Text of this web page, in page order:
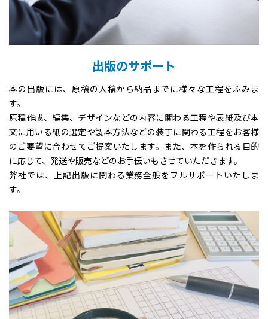
出版のサポート
本の出版には、原稿の入稿から納品までに様々な工程をふみま
す。
原稿作成、編集、デザインなどの内容に関わる工程や表紙及び本
文に用いる紙の選定や製本方法などの装丁に関わる工程をお客様
のご要望に合わせてご提案いたします。また、本を作られる目的
に応じて、発送や販売などのお手伝いもさせていただきます。
弊社では、上記出版に関わる業務全般をフルサポートいたしま
す。